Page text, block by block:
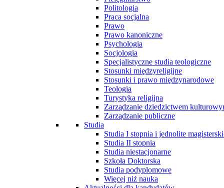
Politologia
Praca socjalna
Prawo
Prawo kanoniczne
Psychologia
Socjologia
Specjalistyczne studia teologiczne
Stosunki międzyreligijne
Stosunki i prawo międzynarodowe
Teologia
Turystyka religijna
Zarządzanie dziedzictwem
Zarządzanie publiczne
Studia
Studia I stopnia i jednolite
Studia II stopnia
Studia niestacjonarne
Szkoła Doktorska
Studia podyplomowe
Więcej niż nauka